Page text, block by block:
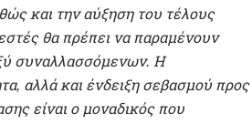
και την αύξηση του τέλους
θα πρέπει να παραμένουν
συναλλασσόμενων. Η
αλλά και ένδειξη σεβασμού προς
είναι ο μοναδικός που